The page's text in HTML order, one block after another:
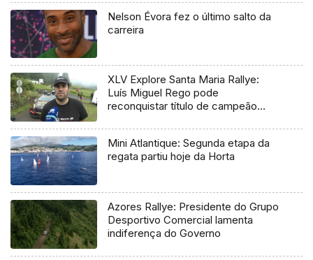
Nelson Évora fez o último salto da
carreira
XLV Explore Santa Maria Rallye:
Luís Miguel Rego pode
reconquistar título de campeão
Mini Atlantique: Segunda etapa da
regata partiu hoje da Horta
Azores Rallye: Presidente do Grupo
Desportivo Comercial lamenta
indiferença do Governo